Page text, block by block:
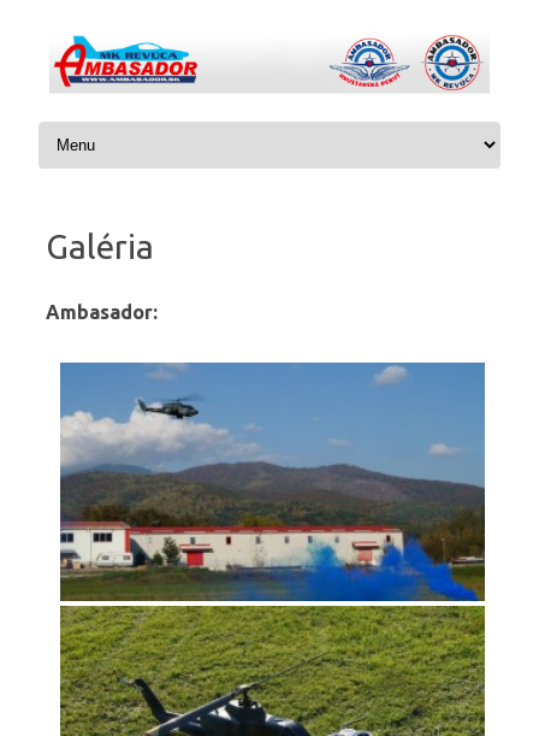
Preskočiť na obsah
Galéria
Ambasador: